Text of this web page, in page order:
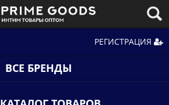
РЕГИСТРАЦИЯ
ВСЕ БРЕНДЫ